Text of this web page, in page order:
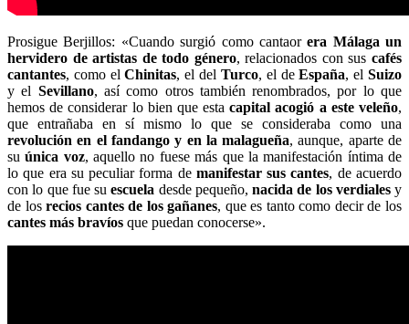
Prosigue Berjillos: «Cuando surgió como cantaorera Málaga un
hervidero de artistas de todo género, relacionados con suscafés
cantantes, como elChinitas, el del Turco, el deEspaña, elSuizo
y el Sevillano, así como otros también renombrados, por lo que
hemos de considerar lo bien que estacapital acogió a este veleño,
que entrañaba en sí mismo lo que se consideraba como una
revolución en el fandango y en la malagueña, aunque, aparte de
suúnica voz, aquello no fuese más que la manifestación íntima de
lo que era su peculiar forma de manifestar sus cantes, de acuerdo
con lo que fue suescuela desde pequeño, nacida de los verdialesy
de losrecios cantes de los gañanes, que es tanto como decir de los
cantes más bravíos que puedan conocerse».